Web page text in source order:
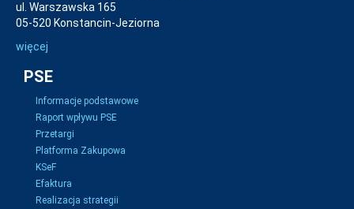
ul. Warszawska 165
05-520 Konstancin-Jeziorna
więcej
PSE
Informacje podstawowe
Raport wpływu PSE
Przetargi
Platforma Zakupowa
KSeF
Efaktura
Realizacja strategii